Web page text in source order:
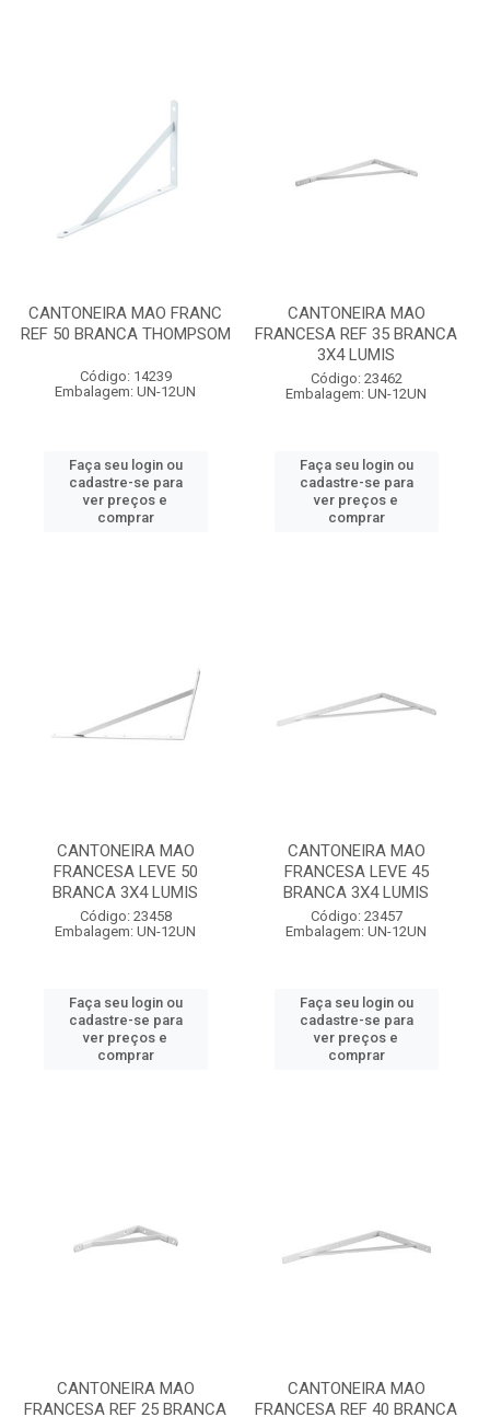
CANTONEIRA MAO FRANC
REF 50 BRANCA THOMPSOM
Código: 14239
Embalagem: UN-12UN
Faça seu login ou
cadastre-se para
ver preços e
comprar
CANTONEIRA MAO
FRANCESA REF 35 BRANCA
3X4 LUMIS
Código: 23462
Embalagem: UN-12UN
Faça seu login ou
cadastre-se para
ver preços e
comprar
CANTONEIRA MAO
FRANCESA LEVE 50
BRANCA 3X4 LUMIS
Código: 23458
Embalagem: UN-12UN
Faça seu login ou
cadastre-se para
ver preços e
comprar
CANTONEIRA MAO
FRANCESA LEVE 45
BRANCA 3X4 LUMIS
Código: 23457
Embalagem: UN-12UN
Faça seu login ou
cadastre-se para
ver preços e
comprar
CANTONEIRA MAO
FRANCESA REF 25 BRANCA
CANTONEIRA MAO
FRANCESA REF 40 BRANCA